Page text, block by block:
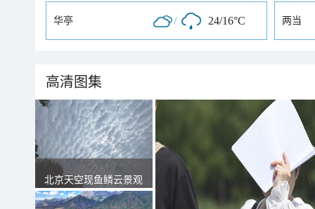
华亭 / 24/16°C 两当
高清图集
北京天空现鱼鳞云景观